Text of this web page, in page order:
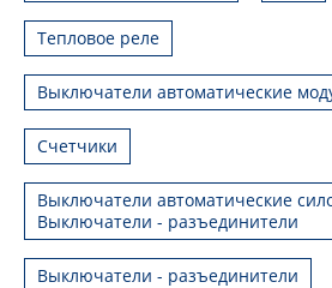
Тепловое реле
Выключатели автоматические
Счетчики
Выключатели автоматические
Выключатели - разъединители
Выключатели - разъединители